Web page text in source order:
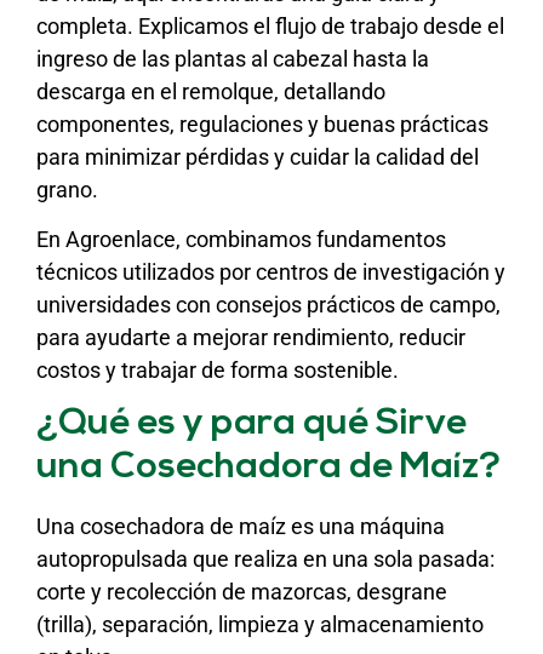
completa. Explicamos el flujo de trabajo desde el
ingreso de las plantas al cabezal hasta la
descarga en el remolque, detallando
componentes, regulaciones y buenas prácticas
para minimizar pérdidas y cuidar la calidad del
grano.
En Agroenlace, combinamos fundamentos
técnicos utilizados por centros de investigación y
universidades con consejos prácticos de campo,
para ayudarte a mejorar rendimiento, reducir
costos y trabajar de forma sostenible.
¿Qué es y para qué Sirve
una Cosechadora de Maíz?
Una cosechadora de maíz es una máquina
autopropulsada que realiza en una sola pasada:
corte y recolección de mazorcas, desgrane
(trilla), separación, limpieza y almacenamiento